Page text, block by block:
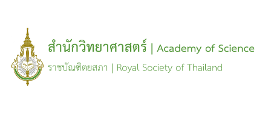
content